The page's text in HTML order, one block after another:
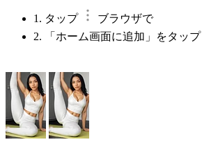
1. タップ
ブラウザで
2. 「ホーム画面に追加」をタップ